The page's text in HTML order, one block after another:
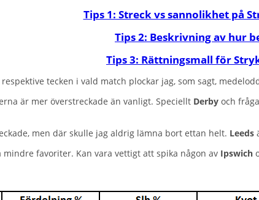
Tips 1: Streck vs sannolikhet på
Tips 2: Beskrivning av hur
Tips 3: Rättningsmall för
tecken i vald match plockar jag, som sagt,
är mer överstreckade än vanligt. Speciellt Derby och
men där skulle jag aldrig lämna bort ettan helt. Leeds
favoriter. Kan vara vettigt att spika någon av Ipswich